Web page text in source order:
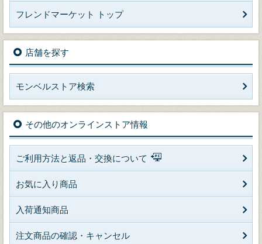
フレンドマーケット トップ
店舗を探す
モンベルストア検索
その他のオンラインストア情報
ご利用方法と返品・交換について
お気に入り商品
入荷通知商品
注文商品の確認・キャンセル